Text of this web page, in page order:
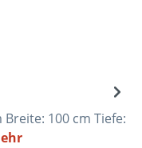
100 cm Tiefe: